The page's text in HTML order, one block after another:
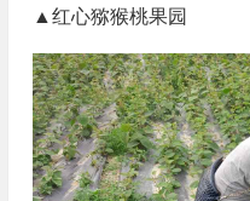
▲红心猕猴桃果园